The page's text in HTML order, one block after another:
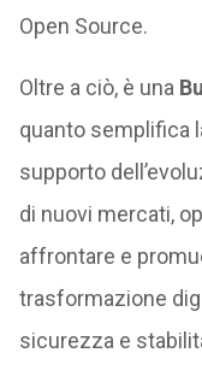
Open Source.
Oltre a ciò, è una
quanto semplifica
supporto
di nuovi mercati,
affrontare e
trasformazione
sicurezza e